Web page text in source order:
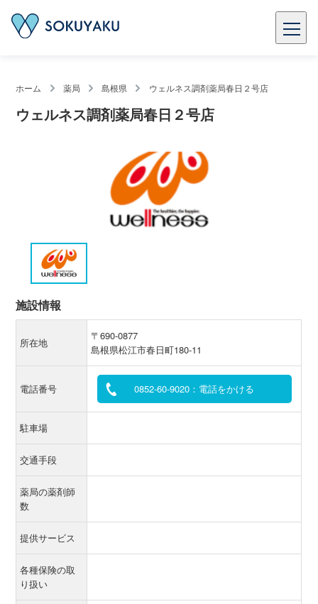
ホーム 薬局 島根県 ウェルネス調剤薬局春日２号店
ウェルネス調剤薬局春日２号店
施設情報
所在地
〒690-0877
島根県松江市春日町180-11
電話番号 0852-60-9020：電話をかける
駐車場
交通手段
薬局の薬剤師
数
提供サービス
各種保険の取
り扱い